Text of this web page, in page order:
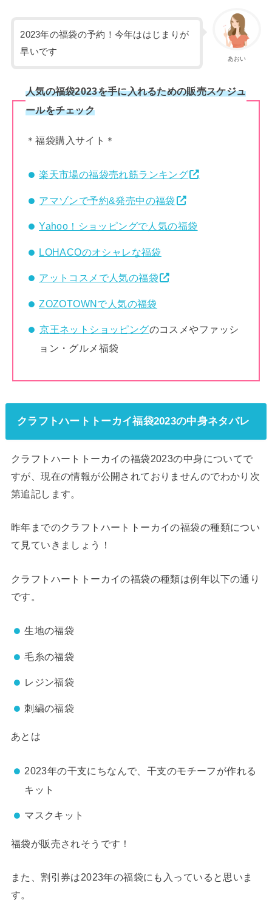
あおい
2023年の福袋の予約！今年ははじまりが
早いです
人気の福袋2023を手に入れるための販売スケジュ
ールをチェック
＊福袋購入サイト＊
楽天市場の福袋売れ筋ランキング
アマゾンで予約&発売中の福袋
Yahoo！ショッピングで人気の福袋
LOHACOのオシャレな福袋
アットコスメで人気の福袋
ZOZOTOWNで人気の福袋
京王ネットショッピングのコスメやファッシ
ョン・グルメ福袋
クラフトハートトーカイ福袋2023の中身ネタバレ
クラフトハートトーカイの福袋2023の中身についてで
すが、現在の情報が公開されておりませんのでわかり次
第追記します。
昨年までのクラフトハートトーカイの福袋の種類につい
て見ていきましょう！
クラフトハートトーカイの福袋の種類は例年以下の通り
です。
生地の福袋
毛糸の福袋
レジン福袋
刺繍の福袋
あとは
2023年の干支にちなんで、干支のモチーフが作れる
キット
マスクキット
福袋が販売されそうです！
また、割引券は2023年の福袋にも入っていると思いま
す。